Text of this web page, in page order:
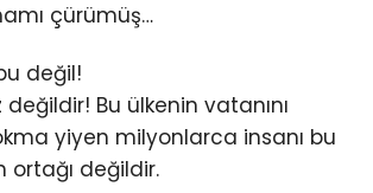
çürümüş…
değil!
değildir! Bu ülkenin vatanını
yiyen milyonlarca insanı bu
ortağı değildir.